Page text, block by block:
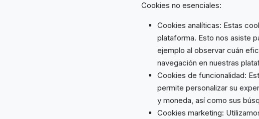
Cookies no esenciales:
Cookies analíticas: Estas
plataforma. Esto nos asiste
ejemplo al observar cuán
navegación en nuestras
Cookies de funcionalidad:
permite personalizar su
y moneda, así como sus
Cookies marketing: